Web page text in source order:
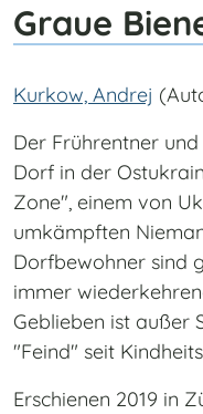
Graue
Kurkow, Andrej
Der Frührentner
Dorf in der
Zone", einem von
umkämpften
Dorfbewohner sind
immer
Geblieben ist außer
"Feind" seit
Erschienen 2019 in